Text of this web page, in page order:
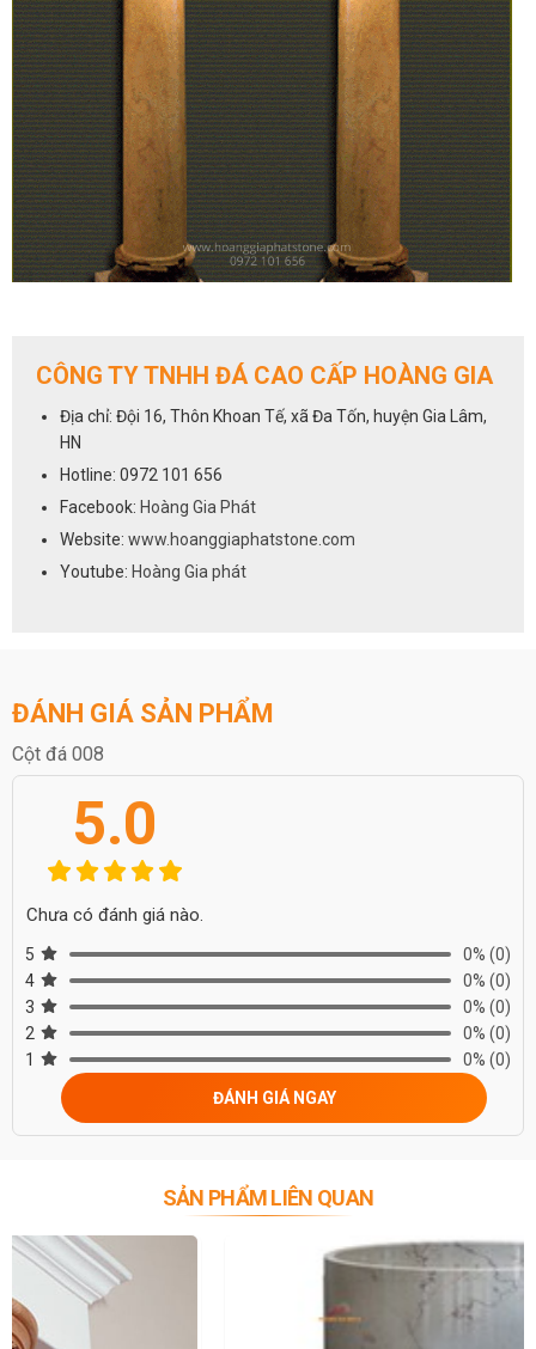
CÔNG TY TNHH ĐÁ CAO CẤP HOÀNG GIA
Địa chỉ: Đội 16, Thôn Khoan Tế, xã Đa Tốn, huyện Gia Lâm,
HN
Hotline: 0972 101 656
Facebook: Hoàng Gia Phát
Website: www.hoanggiaphatstone.com
Youtube: Hoàng Gia phát
ĐÁNH GIÁ SẢN PHẨM
Cột đá 008
5.0
Chưa có đánh giá nào.
5 0% (0)
4
0% (0)
3
0% (0)
2
0% (0)
1
0% (0)
ĐÁNH GIÁ NGAY
SẢN PHẨM LIÊN QUAN